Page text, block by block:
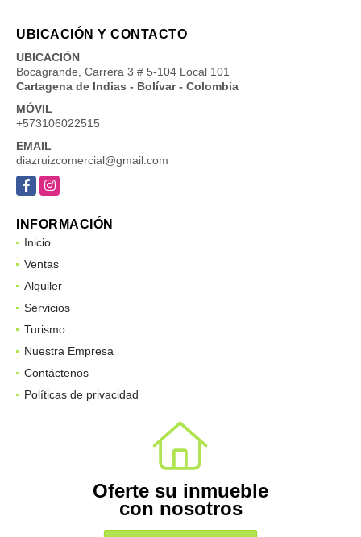
UBICACIÓN Y CONTACTO
UBICACIÓN
Bocagrande, Carrera 3 # 5-104 Local 101
Cartagena de Indias - Bolívar - Colombia
MÓVIL
+573106022515
EMAIL
diazruizcomercial@gmail.com
FacebookInstagram
INFORMACIÓN
Inicio
Ventas
Alquiler
Servicios
Turismo
Nuestra Empresa
Contáctenos
Políticas de privacidad
Oferte su inmueble
con nosotros